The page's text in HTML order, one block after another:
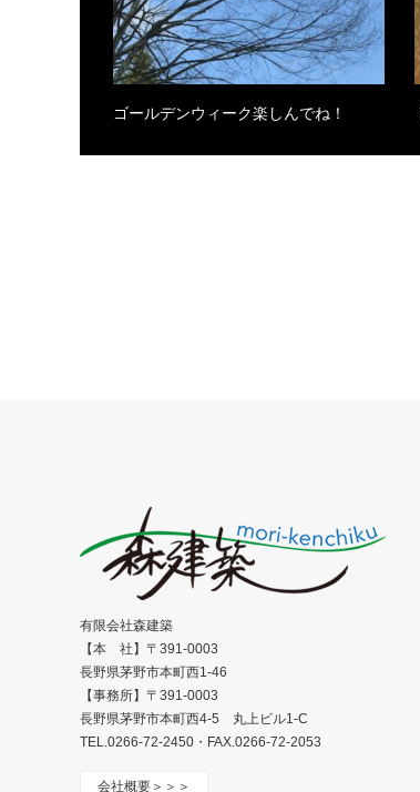
ゴールデンウィーク楽しんでね！
有限会社森建築
【本 社】〒391-0003
長野県茅野市本町西1-46
【事務所】〒391-0003
長野県茅野市本町西4-5 丸上ビル1-C
TEL.0266-72-2450・FAX.0266-72-2053
会社概要＞＞＞